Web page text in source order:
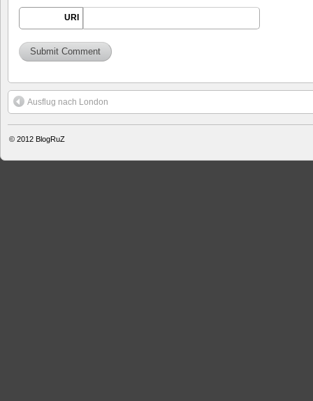
URI
Ausflug nach London
© 2012 BlogRuZ